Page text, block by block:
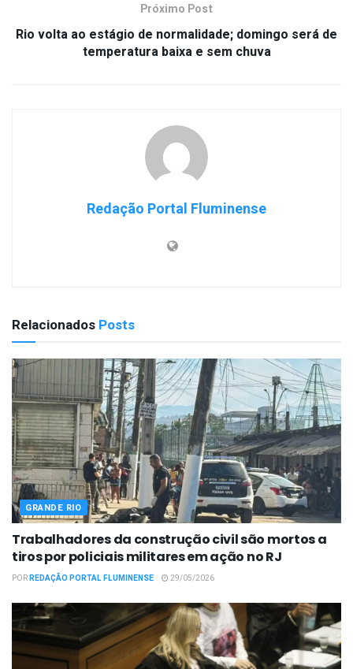
Próximo Post
Rio volta ao estágio de normalidade; domingo será de
temperatura baixa e sem chuva
Redação Portal Fluminense
Relacionados Posts
GRANDE RIO
Trabalhadores da construção civil são mortos a
tiros por policiais militares em ação no RJ
PORREDAÇÃO PORTAL FLUMINENSE 29/05/2026